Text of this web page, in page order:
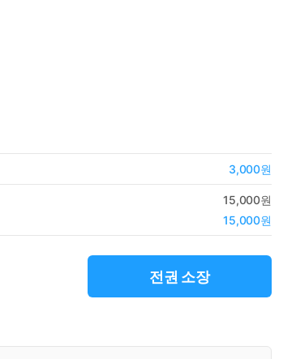
3,000원
15,000원
15,000원
전권 소장